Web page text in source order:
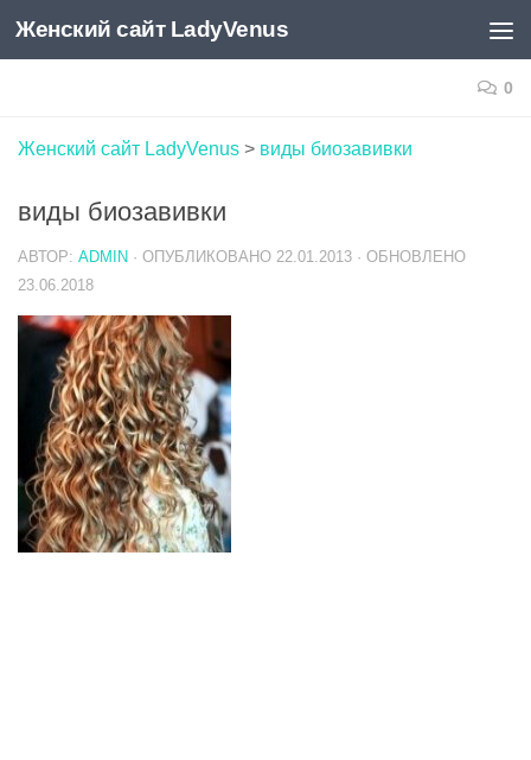
Skip to content
Женский сайт LadyVenus
0
Женский сайт LadyVenus > виды биозавивки
виды биозавивки
АВТОР: ADMIN · ОПУБЛИКОВАНО 22.01.2013 · ОБНОВЛЕНО
23.06.2018